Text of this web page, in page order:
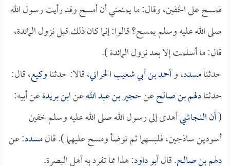
فمسح على الخفين، وقال: ما يمنعني أن أمسح وقد رأيت رسول الله
صلى الله عليه وسلم يمسح؟ قالوا: إنما كان ذلك قبل نزول المائدة،
قال: ما أسلمت إلا بعد نزول المائدة ).
حدثنامسدد، وأحمد بن أبي شعيب الحراني، قالا: حدثناوكيع، قال:
حدثنادلهم بن صالحعنحجير بن عبد اللهعنابن بريدةعن أبيه:
(أنالنجاشيأهدى إلى رسول الله صلى الله عليه وسلم خفين
أسودين ساذجين، فلبسهما ثم توضأ ومسح عليهما ). قالمسدد: عن
دلهم بن صالح. قالأبو داود: هذا مما تفرد به أهل البصرة.